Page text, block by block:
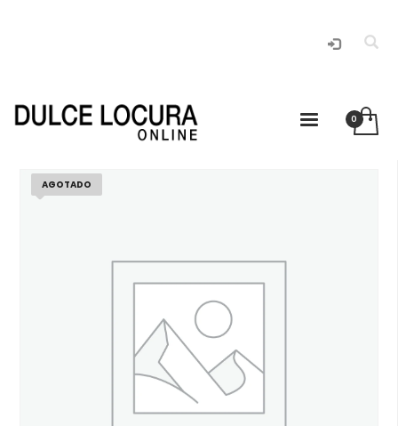
AGOTADO